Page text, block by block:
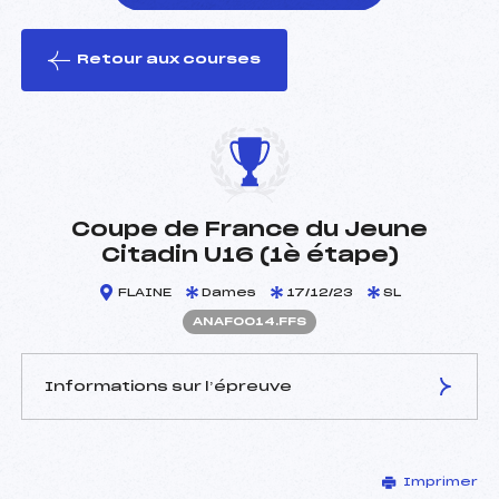
le ski
Retour aux courses
Coupe de France du Jeune
Citadin U16 (1è étape)
FLAINE Dames 17/12/23 SL
ANAF0014.FFS
Informations sur l’épreuve
LE ROY NICOLAS (MB)
Imprimer